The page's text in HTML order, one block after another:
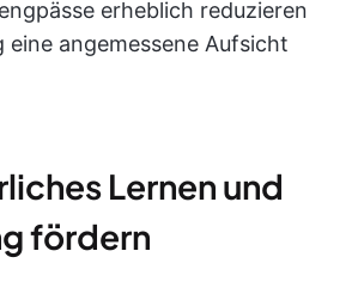
erheblich reduzieren
eine angemessene Aufsicht
Lernen und
fördern